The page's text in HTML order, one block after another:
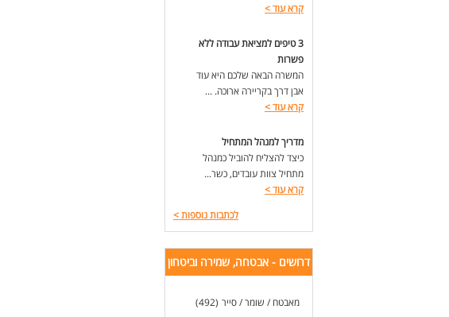
קרא עוד>
3 טיפים למציאת עבודה ללא
פשרות
המשרה הבאה שלכם היא עוד
אבן דרך בקריירה ארוכה. ...
קרא עוד>
מדריך למנהל המתחיל
כיצד להצליח להוביל כמנהל
מתחיל צוות עובדים, כשר...
קרא עוד>
לכתבות נוספות>
דרושים - אבטחה, שמירה וביטחון
מאבטח / שומר / סייר (492)